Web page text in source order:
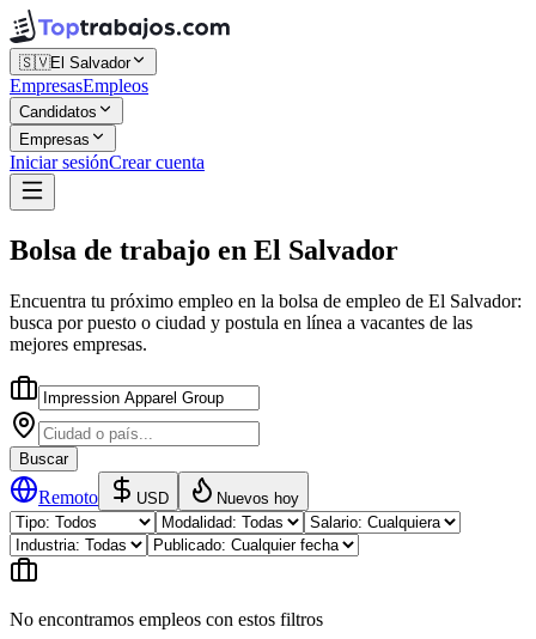
🇸🇻El Salvador
EmpresasEmpleos
Candidatos
Empresas
Iniciar sesiónCrear cuenta
Bolsa de trabajo en El Salvador
Encuentra tu próximo empleo en la bolsa de empleo de El Salvador:
busca por puesto o ciudad y postula en línea a vacantes de las
mejores empresas.
Buscar
Remoto USD Nuevos hoy
No encontramos empleos con estos filtros